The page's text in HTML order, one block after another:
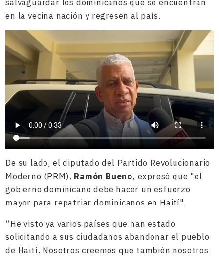
salvaguardar los dominicanos que se encuentran
en la vecina nación y regresen al país.
De su lado, el diputado del Partido Revolucionario
Moderno (PRM), Ramón Bueno, expresó que "el
gobierno dominicano debe hacer un esfuerzo
mayor para repatriar dominicanos en Haití".
“He visto ya varios países que han estado
solicitando a sus ciudadanos abandonar el pueblo
de Haití. Nosotros creemos que también nosotros